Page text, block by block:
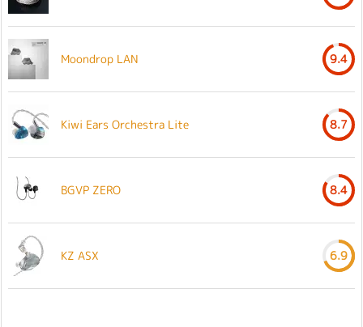
Moondrop LAN 9.4
Kiwi Ears Orchestra Lite 8.7
BGVP ZERO 8.4
KZ ASX 6.9